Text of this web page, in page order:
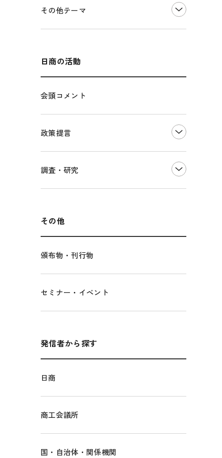
その他テーマ
多様な人材の活躍推進
各種制度・助成金
パートナーシップ構築宣言
海外展開イニシアティブ
輸出管理体制構築支援
日商の活動
会頭コメント
政策提言
国土強靭化・社会基盤整備・震災復興
調査・研究
その他
頒布物・刊行物
セミナー・イベント
発信者から探す
日商
商工会議所
国・自治体・関係機関